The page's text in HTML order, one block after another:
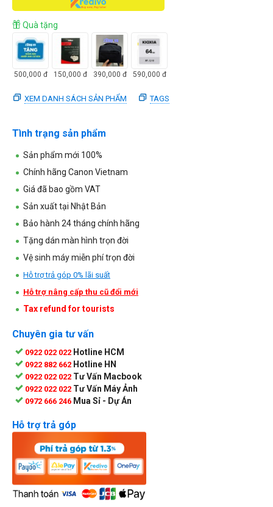
Quà tặng
500,000 đ 150,000 đ 390,000 đ 590,000 đ
XEM DANH SÁCH SẢN PHẨM TAGS
Tình trạng sản phẩm
Sản phẩm mới 100%
Chính hãng Canon Vietnam
Giá đã bao gồm VAT
Sản xuất tại Nhật Bản
Bảo hành 24 tháng chính hãng
Tặng dán màn hình trọn đời
Vệ sinh máy miễn phí trọn đời
Hỗ trợ trả góp 0% lãi suất
Hỗ trợ nâng cấp thu cũ đổi mới
Tax refund for tourists
Chuyên gia tư vấn
0922 022 022 Hotline HCM
0922 882 662 Hotline HN
0922 022 022 Tư Vấn Macbook
0922 022 022 Tư Vấn Máy Ảnh
0972 666 246 Mua Sỉ - Dự Án
Hỗ trợ trả góp